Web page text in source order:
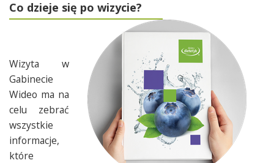
Co dzieje się po wizycie?
Wizyta w
Gabinecie
Wideo ma na
celu zebrać
wszystkie
informacje,
które